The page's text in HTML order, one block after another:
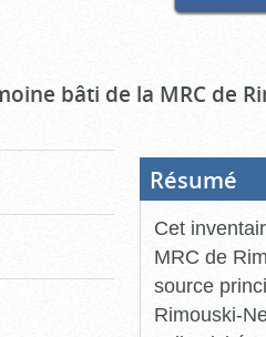
bâti de la MRC de
Résumé
Cet
MRC de
source
Rimouski-